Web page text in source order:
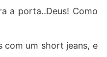
a porta..Deus! Como
com um short jeans, e